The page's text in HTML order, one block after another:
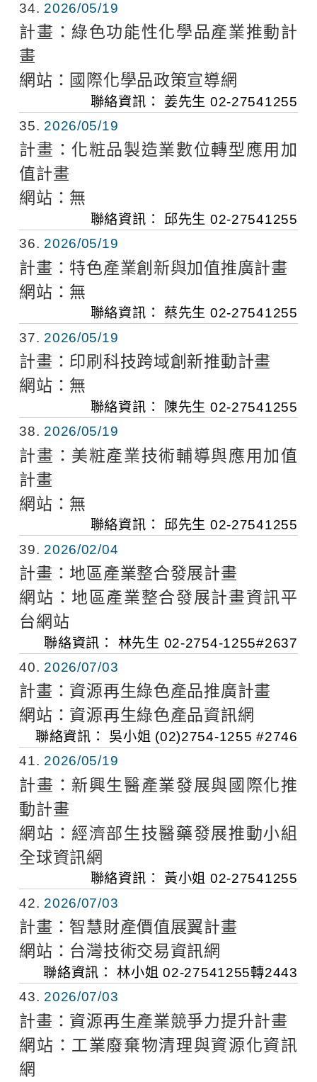
34 2026/05/19
計畫： 綠色功能性化學品產業推動計
畫
網站： 國際化學品政策宣導網
聯絡資訊： 姜先生 02-27541255
35
2026/05/19
計畫： 化粧品製造業數位轉型應用加
值計畫
網站： 無
聯絡資訊： 邱先生 02-27541255
36
2026/05/19
計畫：特色產業創新與加值推廣計畫
網站： 無
聯絡資訊： 蔡先生 02-27541255
37
2026/05/19
計畫： 印刷科技跨域創新推動計畫
網站： 無
聯絡資訊： 陳先生 02-27541255
38
2026/05/19
計畫： 美粧產業技術輔導與應用加值
計畫
網站： 無
聯絡資訊： 邱先生 02-27541255
39
2026/02/04
計畫： 地區產業整合發展計畫
網站： 地區產業整合發展計畫資訊平
台網站
聯絡資訊： 林先生 02-2754-1255#2637
40
2026/07/03
計畫： 資源再生綠色產品推廣計畫
網站： 資源再生綠色產品資訊網
聯絡資訊： 吳小姐 (02)2754-1255 #2746
41
2026/05/19
計畫： 新興生醫產業發展與國際化推
動計畫
網站： 經濟部生技醫藥發展推動小組
全球資訊網
聯絡資訊： 黃小姐 02-27541255
42
2026/07/03
計畫： 智慧財產價值展翼計畫
網站： 台灣技術交易資訊網
聯絡資訊：林小姐02-27541255轉2443
43
2026/07/03
計畫： 資源再生產業競爭力提升計畫
網站： 工業廢棄物清理與資源化資訊
網